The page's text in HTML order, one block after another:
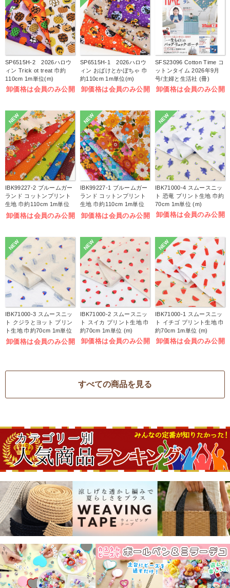
SP6515H-2 2026ハロウ
ィン Trick ot treat 巾約
110cm 1m単位(m)
卸価格は会員のみ公開
SP6515H-1 2026ハロウ
ィン おばけとかぼちゃ 巾
約110cm 1m単位(m)
卸価格は会員のみ公開
SFS23096 Cotton Time コ
ットンタイム 2026年9月
号/主婦と生活社 (冊)
卸価格は会員のみ公開
NEW
IBK99227-2 ブルームガー
ランド コットンプリント
生地 巾約110cm 1m単位
(m)
卸価格は会員のみ公開
NEW
IBK99227-1 ブルームガー
ランド コットンプリント
生地 巾約110cm 1m単位
(m)
卸価格は会員のみ公開
NEW
IBK71000-4 スムースニッ
ト 恐竜 プリント生地 巾約
70cm 1m単位 (m)
卸価格は会員のみ公開
NEW
IBK71000-3 スムースニッ
ト クジラとヨット プリン
ト生地 巾約70cm 1m単位
(m)
卸価格は会員のみ公開
NEW
IBK71000-2 スムースニッ
ト スイカ プリント生地 巾
約70cm 1m単位 (m)
卸価格は会員のみ公開
NEW
IBK71000-1 スムースニッ
ト イチゴ プリント生地 巾
約70cm 1m単位 (m)
卸価格は会員のみ公開
すべての商品を見る